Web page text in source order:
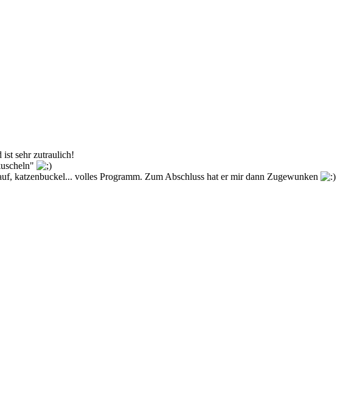
ist sehr zutraulich!
katzenbuckel... volles Programm. Zum Abschluss hat er mir dann Zugewunken